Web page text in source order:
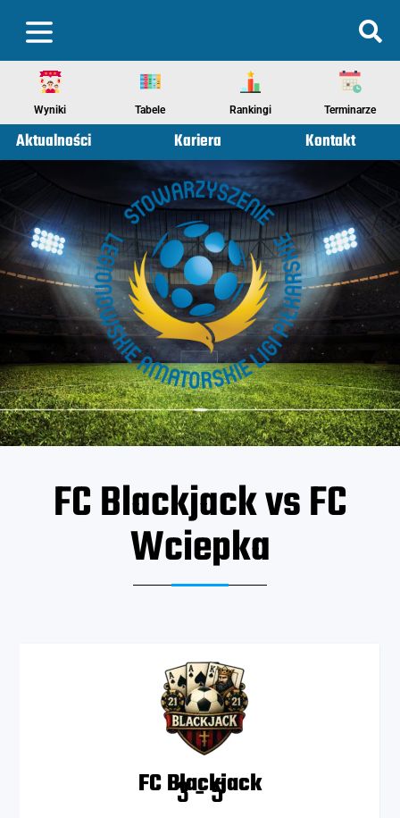
Wyniki Tabele Rankingi Terminarze
Aktualności Kariera Kontakt
FC Blackjack vs FC
Wciepka
FC Blackjack
3-5